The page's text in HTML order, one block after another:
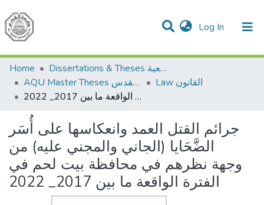
Log In (current)
Communities & Collections
All of DSpace
Home
Dissertations & Theses الرسائل الجامعية
AQU Master Theses الرسائل الجامعية الخاصة بجامعة القدس
Law القانون
جرائم القتل العمد وانعكاسها على أُسَر الضَّحَايا (الجاني والمجني عليه) من وجهة نظرهم في محافظة بيت لحم في الفترة الواقعة ما بين 2017_ 2022
جرائم القتل العمد وانعكاسها على أُسَر
الضَّحَايا (الجاني والمجني عليه) من
وجهة نظرهم في محافظة بيت لحم في
الفترة الواقعة ما بين 2017_ 2022